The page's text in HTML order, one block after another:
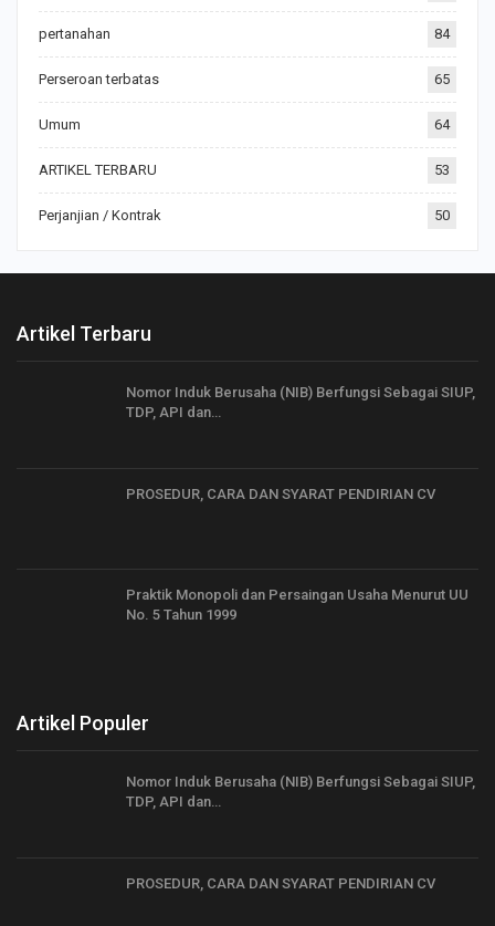
pertanahan 84
Perseroan terbatas 65
Umum 64
ARTIKEL TERBARU 53
Perjanjian / Kontrak 50
Artikel Terbaru
Nomor Induk Berusaha (NIB) Berfungsi Sebagai SIUP,
TDP, API dan…
PROSEDUR, CARA DAN SYARAT PENDIRIAN CV
Praktik Monopoli dan Persaingan Usaha Menurut UU
No. 5 Tahun 1999
Artikel Populer
Nomor Induk Berusaha (NIB) Berfungsi Sebagai SIUP,
TDP, API dan…
PROSEDUR, CARA DAN SYARAT PENDIRIAN CV